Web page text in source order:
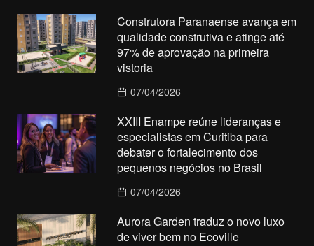
Construtora Paranaense avança em
qualidade construtiva e atinge até
97% de aprovação na primeira
vistoria
07/04/2026
XXIII Enampe reúne lideranças e
especialistas em Curitiba para
debater o fortalecimento dos
pequenos negócios no Brasil
07/04/2026
Aurora Garden traduz o novo luxo
de viver bem no Ecoville